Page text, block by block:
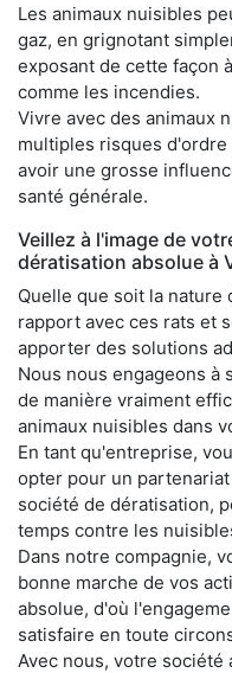
Les animaux nuisibles
gaz, en grignotant
exposant de cette façon
comme les incendies.
Vivre avec des animaux
multiples risques
avoir une grosse
santé générale.
Veillez à l'image de
dératisation absolue à
Quelle que soit la
rapport avec ces rats et
apporter des solutions
Nous nous engageons à
de manière vraiment
animaux nuisibles dans
En tant qu'entreprise,
opter pour un
société de dératisation,
temps contre les
Dans notre compagnie,
bonne marche de vos
absolue, d'où
satisfaire en toute
Avec nous, votre